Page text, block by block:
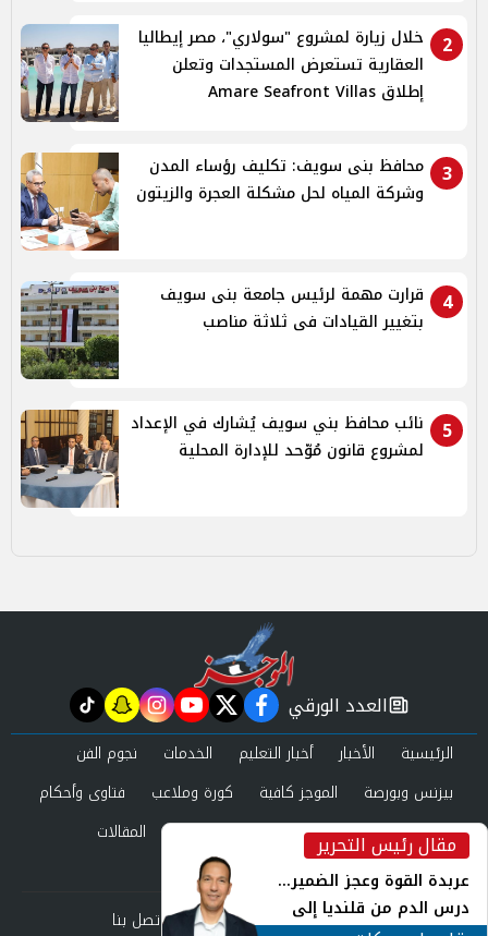
2
خلال زيارة لمشروع "سولاري"، مصر إيطاليا
العقارية تستعرض المستجدات وتعلن
إطلاق Amare Seafront Villas
3
محافظ بنى سويف: تكليف رؤساء المدن
وشركة المياه لحل مشكلة العجرة والزيتون
4
قرارت مهمة لرئيس جامعة بنى سويف
بتغيير القيادات فى ثلاثة مناصب
5
نائب محافظ بني سويف يُشارك في الإعداد
لمشروع قانون مُوّحد للإدارة المحلية
مقال رئيس التحرير
عربدة القوة وعجز الضمير...
درس الدم من قلنديا إلى
newspaper
العدد الورقي facebook
twitter
youtube
instagram
snapchat
tiktok
الرئيسية الأخبار أخبار التعليم الخدمات
نجوم الفن
بيزنس وبورصة
الموجز كافية كورة وملاعب
فتاوى وأحكام
صحة وجمال
عرب وعالم حوادث ومحاكم
المقالات
العدد الورقي
من نحن
سياسة الخصوصية اتصل بنا